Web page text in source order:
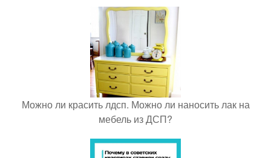
Можно ли красить лдсп. Можно ли наносить лак на
мебель из ДСП?